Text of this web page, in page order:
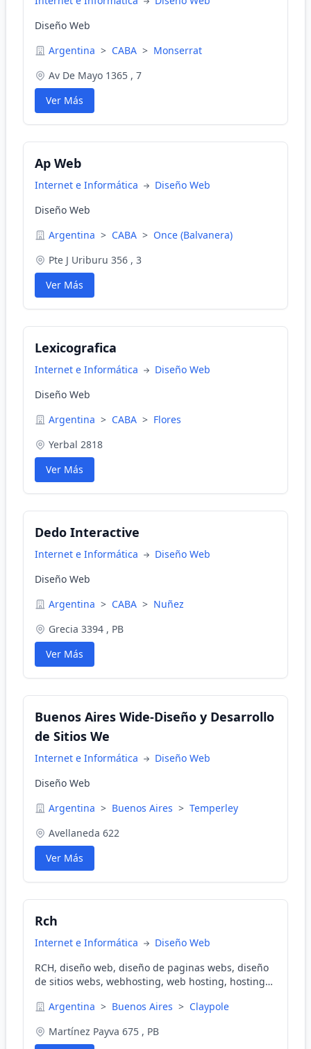
Diseño Web
Argentina > CABA > Monserrat
Av De Mayo 1365 , 7
Ver Más
Ap Web
Internet e Informática
Diseño Web
Diseño Web
Argentina > CABA > Once (Balvanera)
Pte J Uriburu 356 , 3
Ver Más
Lexicografica
Internet e Informática
Diseño Web
Diseño Web
Argentina > CABA > Flores
Yerbal 2818
Ver Más
Dedo Interactive
Internet e Informática
Diseño Web
Diseño Web
Argentina > CABA > Nuñez
Grecia 3394 , PB
Ver Más
Buenos Aires Wide-Diseño y Desarrollo
de Sitios We
Internet e Informática
Diseño Web
Diseño Web
Argentina > Buenos Aires > Temperley
Avellaneda 622
Ver Más
Rch
Internet e Informática
Diseño Web
RCH, diseño web, diseño de paginas webs, diseño
de sitios webs, webhosting, web hosting, hosting
hosting burzaco
Argentina > Buenos Aires > Claypole
Martínez Payva 675 , PB